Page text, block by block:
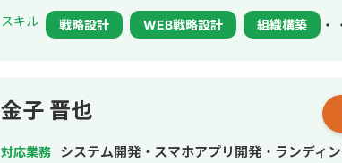
立案・面談戦略の構築/債務超過状態から3000万円
した中小企業支援事業を展開。No.1調査や新規事業
ョンまでを包括的に提供している。採用分野では、
スキル 戦略設計 WEB戦略設計 組織構築 ・
金子 晋也
対応業務
システム開発・スマホアプリ開発・ランディ